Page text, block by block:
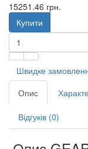
15251.46 грн.
Купити
Швидке
Опис
Відгуків (0)